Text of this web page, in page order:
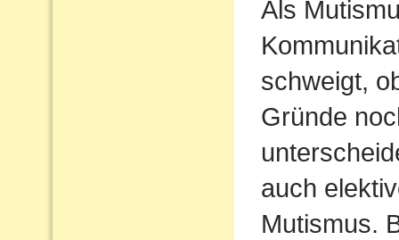
Als
schweigt,
Gründe
auch
Mutismus.